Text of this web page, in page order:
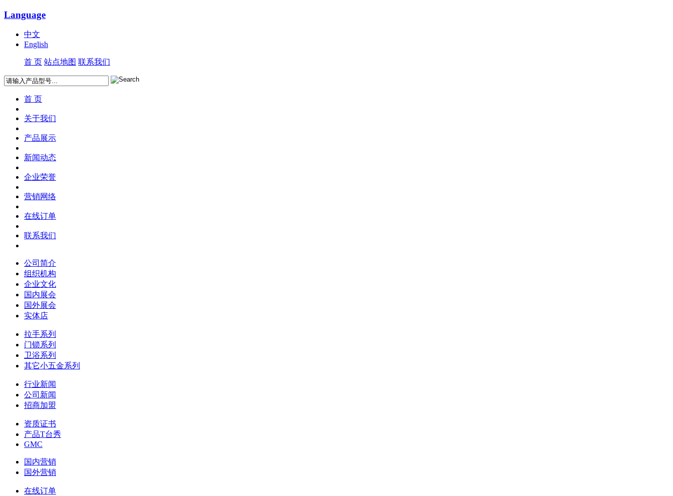
Language
中文
English
首 页 站点地图 联系我们
首 页
关于我们
产品展示
新闻动态
企业荣誉
营销网络
在线订单
联系我们
公司简介
组织机构
企业文化
国内展会
国外展会
实体店
拉手系列
门锁系列
卫浴系列
其它小五金系列
行业新闻
公司新闻
招商加盟
资质证书
产品T台秀
GMC
国内营销
国外营销
在线订单